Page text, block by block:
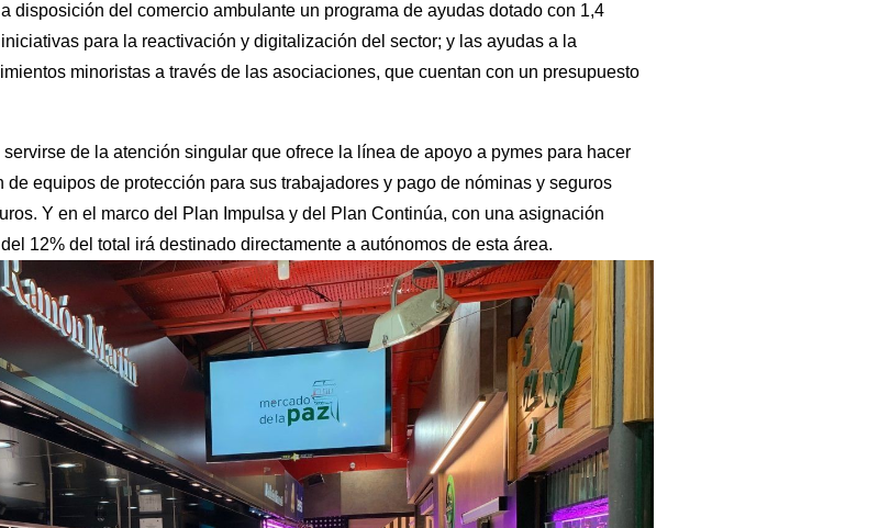
disposición del comercio ambulante un programa de ayudas dotado con 1,4
para la reactivación y digitalización del sector; y las ayudas a la
minoristas a través de las asociaciones, que cuentan con un presupuesto
de la atención singular que ofrece la línea de apoyo a pymes para hacer
equipos de protección para sus trabajadores y pago de nóminas y seguros
Y en el marco del Plan Impulsa y del Plan Continúa, con una asignación
12% del total irá destinado directamente a autónomos de esta área.